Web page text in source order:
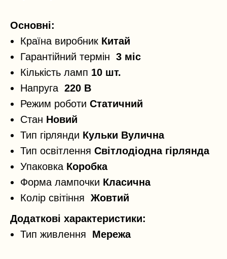
Основні:
Країна виробник Китай
Гарантійний термін 3 міс
Кількість ламп 10 шт.
Напруга 220 В
Режим роботи Статичний
Стан Новий
Тип гірлянди Кульки Вулична
Тип освітлення Світлодіодна гірлянда
Упаковка Коробка
Форма лампочки Класична
Колір світіння Жовтий
Додаткові характеристики:
Тип живлення Мережа